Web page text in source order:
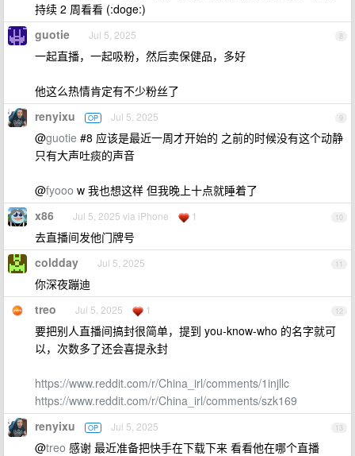
持续 2 周看看 (:doge:)
8
guotie Jul 5, 2025
一起直播，一起吸粉，然后卖保健品，多好
他这么热情肯定有不少粉丝了
9
renyixu OP Jul 5, 2025
@guotie #8 应该是最近一周才开始的 之前的时候没有这个动静
只有大声吐痰的声音
@fyooo w 我也想这样 但我晚上十点就睡着了
10
x86 Jul 5, 2025 via iPhone 1
去直播间发他门牌号
11
coldday Jul 5, 2025
你深夜蹦迪
12
treo Jul 5, 2025 1
要把别人直播间搞封很简单，提到 you-know-who 的名字就可
以，次数多了还会喜提永封
https://www.reddit.com/r/China_irl/comments/1injllc
https://www.reddit.com/r/China_irl/comments/szk169
13
renyixu OP Jul 5, 2025
@treo 感谢 最近准备把快手在下载下来 看看他在哪个直播